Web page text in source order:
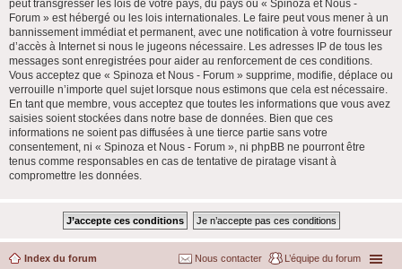
peut transgresser les lois de votre pays, du pays où « Spinoza et Nous -
Forum » est hébergé ou les lois internationales. Le faire peut vous mener à un
bannissement immédiat et permanent, avec une notification à votre fournisseur
d’accès à Internet si nous le jugeons nécessaire. Les adresses IP de tous les
messages sont enregistrées pour aider au renforcement de ces conditions.
Vous acceptez que « Spinoza et Nous - Forum » supprime, modifie, déplace ou
verrouille n’importe quel sujet lorsque nous estimons que cela est nécessaire.
En tant que membre, vous acceptez que toutes les informations que vous avez
saisies soient stockées dans notre base de données. Bien que ces
informations ne soient pas diffusées à une tierce partie sans votre
consentement, ni « Spinoza et Nous - Forum », ni phpBB ne pourront être
tenus comme responsables en cas de tentative de piratage visant à
compromettre les données.
Index du forum L’équipe du forum
Nous contacter